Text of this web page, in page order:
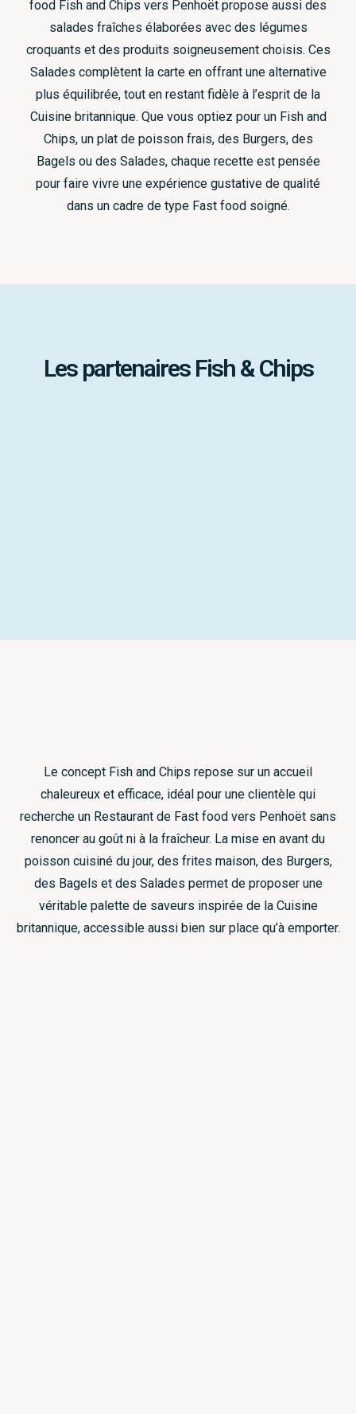
food Fish and Chips vers Penhoët propose aussi des
salades fraîches élaborées avec des légumes
croquants et des produits soigneusement choisis. Ces
Salades complètent la carte en offrant une alternative
plus équilibrée, tout en restant fidèle à l’esprit de la
Cuisine britannique. Que vous optiez pour un Fish and
Chips, un plat de poisson frais, des Burgers, des
Bagels ou des Salades, chaque recette est pensée
pour faire vivre une expérience gustative de qualité
dans un cadre de type Fast food soigné.
Les partenaires Fish & Chips
Le concept Fish and Chips repose sur un accueil
chaleureux et efficace, idéal pour une clientèle qui
recherche un Restaurant de Fast food vers Penhoët sans
renoncer au goût ni à la fraîcheur. La mise en avant du
poisson cuisiné du jour, des frites maison, des Burgers,
des Bagels et des Salades permet de proposer une
véritable palette de saveurs inspirée de la Cuisine
britannique, accessible aussi bien sur place qu’à emporter.